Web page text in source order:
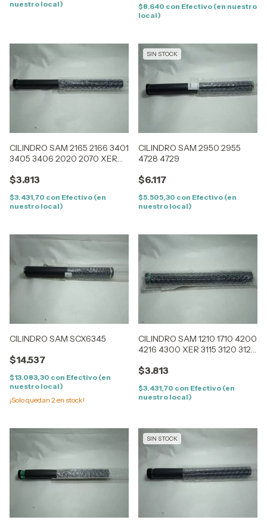
nuestro local) $8.640 con Efectivo (en nuestro
local)
CILINDRO SAM 2165 2166 3401
3405 3406 2020 2070 XER
$3.813
$3.431,70 con Efectivo (en
nuestro local)
SIN STOCK
CILINDRO SAM 2950 2955
4728 4729
$6.117
$5.505,30 con Efectivo (en
nuestro local)
CILINDRO SAM SCX6345
$14.537
$13.083,30 con Efectivo (en
nuestro local)
¡Solo quedan 2en stock!
CILINDRO SAM 1210 1710 4200
4216 4300 XER 3115 3120 3121
$3.813
$3.431,70 con Efectivo (en
nuestro local)
SIN STOCK